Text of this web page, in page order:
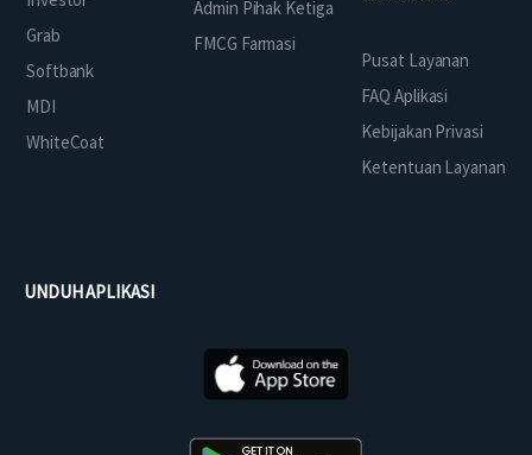
Grab
Softbank
MDI
WhiteCoat
Admin Pihak Ketiga
FMCG Farmasi
Pusat Layanan
FAQ Aplikasi
Kebijakan Privasi
Ketentuan Layanan
UNDUH APLIKASI